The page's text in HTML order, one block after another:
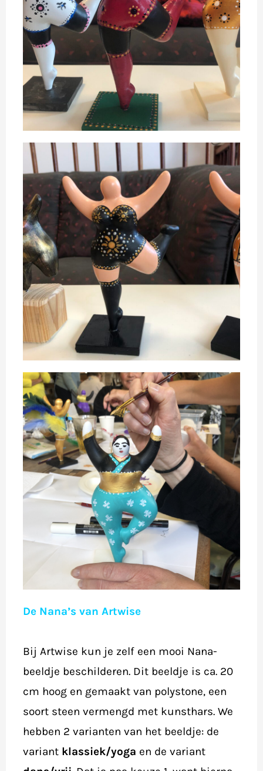
De Nana’s van Artwise
Bij Artwise kun je zelf een mooi Nana-
beeldje beschilderen. Dit beeldje is ca. 20
cm hoog en gemaakt van polystone, een
soort steen vermengd met kunsthars. We
hebben 2 varianten van het beeldje: de
variant klassiek/yoga en de variant